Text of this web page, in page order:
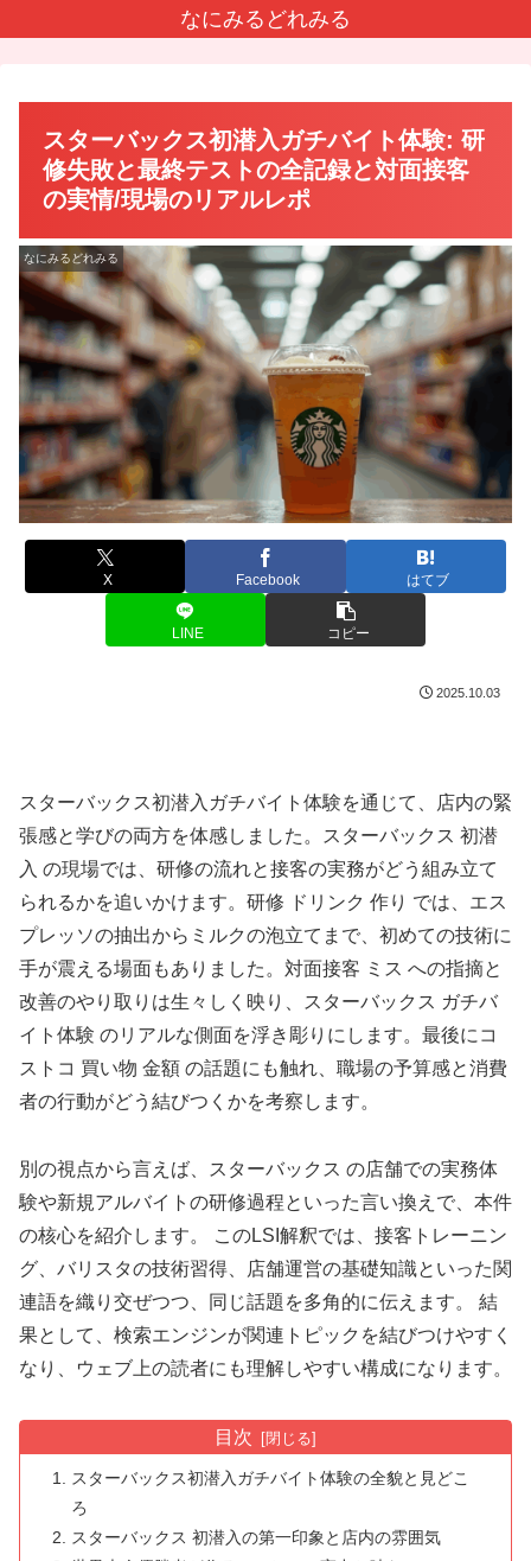
なにみるどれみる
スターバックス初潜入ガチバイト体験: 研
修失敗と最終テストの全記録と対面接客
の実情/現場のリアルレポ
なにみるどれみる
X Facebook はてブ
LINE コピー
2025.10.03
スターバックス初潜入ガチバイト体験を通じて、店内の緊
張感と学びの両方を体感しました。スターバックス 初潜
入 の現場では、研修の流れと接客の実務がどう組み立て
られるかを追いかけます。研修 ドリンク 作り では、エス
プレッソの抽出からミルクの泡立てまで、初めての技術に
手が震える場面もありました。対面接客 ミス への指摘と
改善のやり取りは生々しく映り、スターバックス ガチバ
イト体験 のリアルな側面を浮き彫りにします。最後にコ
ストコ 買い物 金額 の話題にも触れ、職場の予算感と消費
者の行動がどう結びつくかを考察します。
別の視点から言えば、スターバックス の店舗での実務体
験や新規アルバイトの研修過程といった言い換えで、本件
の核心を紹介します。 このLSI解釈では、接客トレーニン
グ、バリスタの技術習得、店舗運営の基礎知識といった関
連語を織り交ぜつつ、同じ話題を多角的に伝えます。 結
果として、検索エンジンが関連トピックを結びつけやすく
なり、ウェブ上の読者にも理解しやすい構成になります。
目次
スターバックス初潜入ガチバイト体験の全貌と見どこ
ろ
スターバックス 初潜入の第一印象と店内の雰囲気